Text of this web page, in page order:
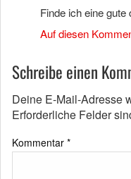
Finde ich eine
Auf diesen
Schreibe einen
Deine E-Mail-Adresse
Erforderliche Felder
Kommentar *